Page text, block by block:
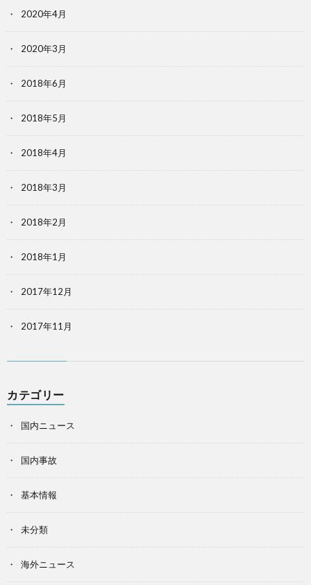
2020年4月
2020年3月
2018年6月
2018年5月
2018年4月
2018年3月
2018年2月
2018年1月
2017年12月
2017年11月
カテゴリー
国内ニュース
国内事故
基本情報
未分類
海外ニュース